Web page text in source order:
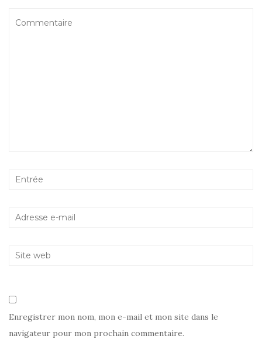
Enregistrer mon nom, mon e-mail et mon site dans le
navigateur pour mon prochain commentaire.